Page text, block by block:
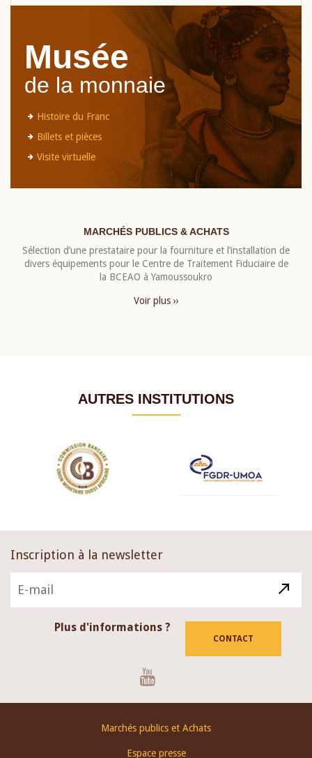
Musée
de la monnaie
Histoire du Franc
Billets et pièces
Visite virtuelle
MARCHÉS PUBLICS & ACHATS
Sélection d’une prestataire pour la fourniture et l’installation de
divers équipements pour le Centre de Traitement Fiduciaire de
la BCEAO à Yamoussoukro
Voir plus ››
AUTRES INSTITUTIONS
Inscription à la newsletter
Plus d'informations ?
CONTACT
Marchés publics et Achats
Espace presse